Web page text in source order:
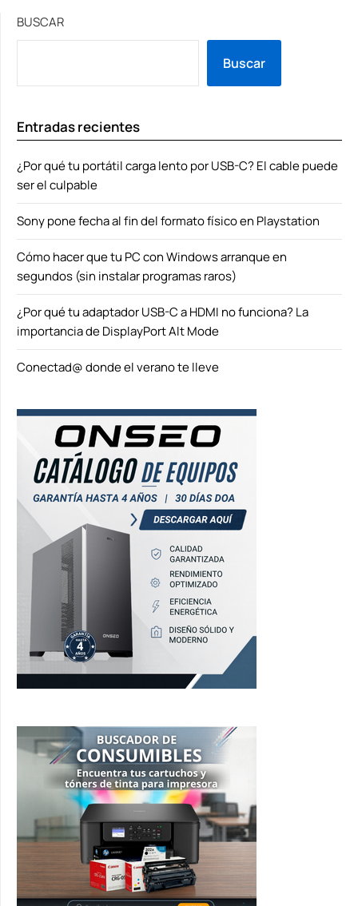
BUSCAR
Buscar
Entradas recientes
¿Por qué tu portátil carga lento por USB-C? El cable puede
ser el culpable
Sony pone fecha al fin del formato físico en Playstation
Cómo hacer que tu PC con Windows arranque en
segundos (sin instalar programas raros)
¿Por qué tu adaptador USB-C a HDMI no funciona? La
importancia de DisplayPort Alt Mode
Conectad@ donde el verano te lleve